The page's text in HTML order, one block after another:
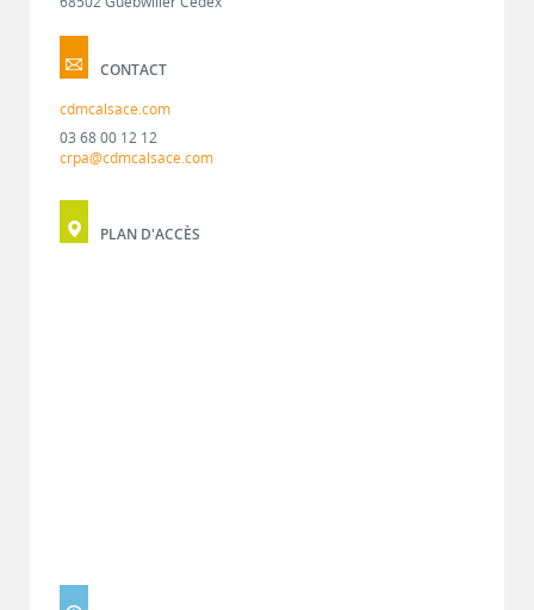
CONTACT
cdmcalsace.com
03 68 00 12 12
crpa@cdmcalsace.com
PLAN D'ACCÈS